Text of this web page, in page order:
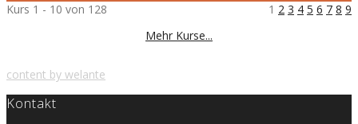
Kurs 1 - 10 von 128 1 2 3 4 5 6 7 8 9
Mehr Kurse...
content by welante
Kontakt